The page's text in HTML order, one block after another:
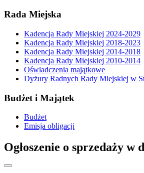
Rada Miejska
Kadencja Rady Miejskiej 2024-2029
Kadencja Rady Miejskiej 2018-2023
Kadencja Rady Miejskiej 2014-2018
Kadencja Rady Miejskiej 2010-2014
Oświadczenia majątkowe
Dyżury Radnych Rady Miejskiej w
Budżet i Majątek
Budżet
Emisja obligacji
Ogłoszenie o sprzedaży